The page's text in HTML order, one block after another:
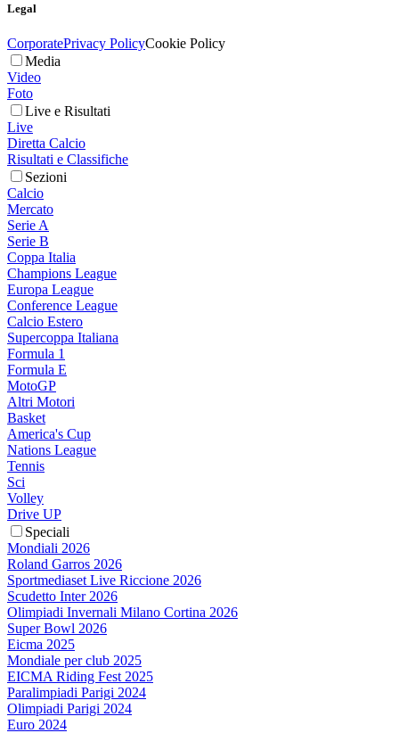
Legal
CorporatePrivacy PolicyCookie Policy
Media
Video
Foto
Live e Risultati
Live
Diretta Calcio
Risultati e Classifiche
Sezioni
Calcio
Mercato
Serie A
Serie B
Coppa Italia
Champions League
Europa League
Conference League
Calcio Estero
Supercoppa Italiana
Formula 1
Formula E
MotoGP
Altri Motori
Basket
America's Cup
Nations League
Tennis
Sci
Volley
Drive UP
Speciali
Mondiali 2026
Roland Garros 2026
Sportmediaset Live Riccione 2026
Scudetto Inter 2026
Olimpiadi Invernali Milano Cortina 2026
Super Bowl 2026
Eicma 2025
Mondiale per club 2025
EICMA Riding Fest 2025
Paralimpiadi Parigi 2024
Olimpiadi Parigi 2024
Euro 2024